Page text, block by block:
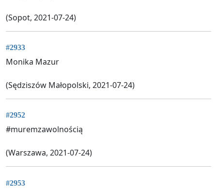
(Sopot, 2021-07-24)
#2933
Monika Mazur
(Sędziszów Małopolski, 2021-07-24)
#2952
#muremzawolnością
(Warszawa, 2021-07-24)
#2953